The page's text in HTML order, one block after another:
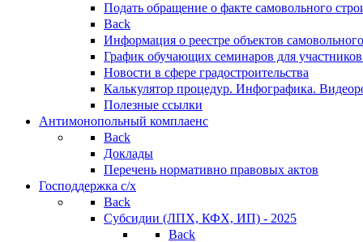
Подать обращение о факте самовольного
Back
Информация о реестре объектов
График обучающих семинаров для участников
Новости в сфере градостроительства
Калькулятор процедур. Инфографика.
Полезные ссылки
Антимонопольный комплаенс
Back
Доклады
Перечень нормативно правовых актов
Господдержка с/х
Back
Субсидии (ЛПХ, КФХ, ИП) - 2025
Back